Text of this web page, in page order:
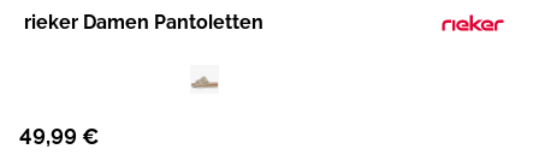
Hersteller:
rieker Damen Pantoletten
49,99 €